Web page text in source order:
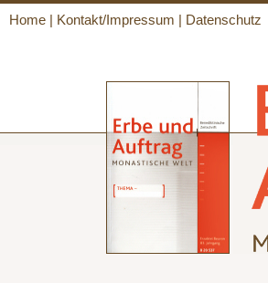
Home| Kontakt/Impressum Datenschutz